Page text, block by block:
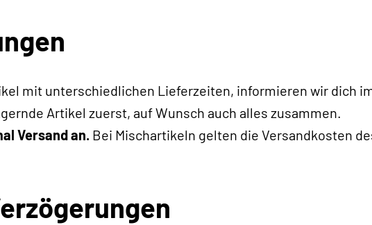
mit unterschiedlichen Lieferzeiten, informieren wir dich
Artikel zuerst, auf Wunsch auch alles zusammen.
Versand an. Bei Mischartikeln gelten die Versandkosten